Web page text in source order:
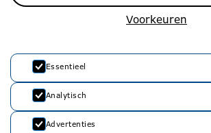
Privacyverklaring
Cookie Policy
Voorkeuren
Essentieel
Analytisch
Advertenties